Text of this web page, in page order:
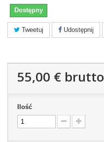
Dostępny
Tweetuj Udostępnij
55,00 € brutto
Ilość